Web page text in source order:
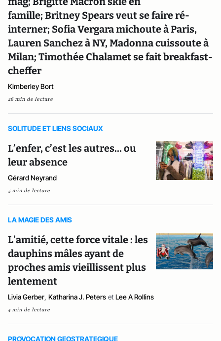
famille; Britney Spears veut se faire ré-
interner; Sofia Vergara michoute à Paris,
Lauren Sanchez à NY, Madonna cuissoute à
Milan; Timothée Chalamet se fait breakfast-
cheffer
Kimberley Bort
26 min de lecture
SOLITUDE ET LIENS SOCIAUX
L’enfer, c’est les autres… ou
leur absence
Gérard Neyrand
5 min de lecture
LA MAGIE DES AMIS
L’amitié, cette force vitale : les
dauphins mâles ayant de
proches amis vieillissent plus
lentement
Livia Gerber, Katharina J. Peters et Lee A Rollins
4 min de lecture
PROVOCATION GEOSTRATEGIQUE